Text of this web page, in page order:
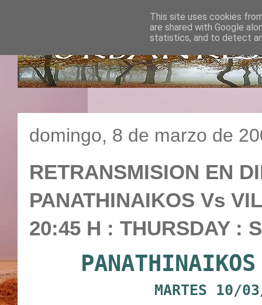
domingo, 8 de marzo de
RETRANSMISION EN
PANATHINAIKOS Vs
20:45 H : THURSDAY :
MARTES
This site uses cookies
are shared with Google
statistics, and to detect